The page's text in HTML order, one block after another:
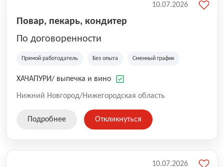
Повар, пекарь, кондитер
По договоренности
Прямой работодатель Без опыта Сменный график
ХАЧАПУРИ/ выпечка и вино
Нижний Новгород/Нижегородская область
10.07.2026
Подробнее Откликнуться
10.07.2026